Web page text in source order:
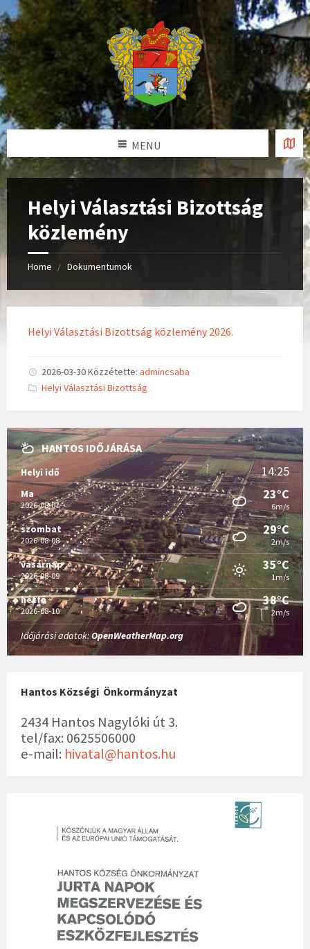
MENU
Helyi Választási Bizottság
közlemény
Home Dokumentumok
Helyi Választási Bizottság közlemény 2026.
2026-03-30Közzétette: admincsaba
C
o
r
i
e
s
:
Helyi Választási Bizottság
HANTOS IDŐJÁRÁSA
Helyi idő 14:25
Ma
2026-08-07
23°C
6m/s
szombat
2026-08-08
29°C
2m/s
vasárnap
2026-08-09
35°C
1m/s
hétfő
2026-08-10
38°C
2m/s
Időjárási adatok:OpenWeatherMap.org
Hantos Községi Önkormányzat
2434 Hantos Nagylóki út 3.
tel/fax: 0625506000
e-mail: hivatal@hantos.hu